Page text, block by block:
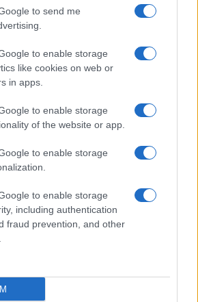
to send me
to enable storage
like cookies on web or
in apps.
to enable storage
of the website or app.
to enable storage
to enable storage
including authentication
fraud prevention, and other
Facebook
Cookie Policy
Salute
Megachip
GiULia
Prima Pagina